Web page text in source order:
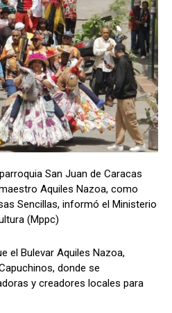
San Juan de Caracas
Aquiles Nazoa, como
Sencillas, informó el Ministerio
(Mppc)
el Bulevar Aquiles Nazoa,
donde se
y creadores locales para